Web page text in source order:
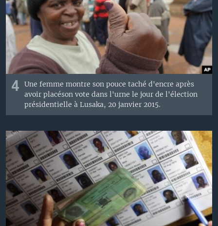
4 Une femme montre son pouce taché d'encre après
avoir placéson vote dans l'urne le jour de l'élection
présidentielle à Lusaka, 20 janvier 2015.